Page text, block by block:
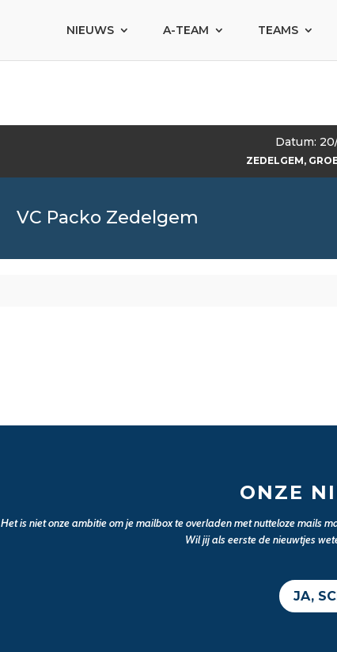
NIEUWS A-TEAM TEAMS
Datum:
ZEDELGEM,
VC Packo Zedelgem
ONZE
Het is niet onze ambitie om je mailbox te overladen met nutteloze mails
Wil jij als eerste de nieuwtjes
JA,